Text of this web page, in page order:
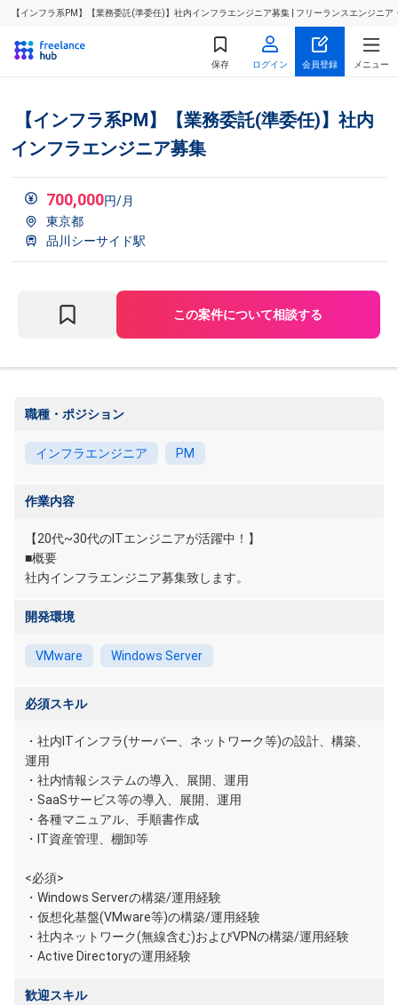
【インフラ系PM】【業務委託(準委任)】社内インフラエンジニア募集 | フリーランスエンジニ
保存 ログイン 会員登録 メニュー
【インフラ系PM】【業務委託(準委任)】社内
インフラエンジニア募集
700,000円/月
東京都
品川シーサイド駅
この案件について相談する
職種・ポジション
インフラエンジニア PM
作業内容
【20代~30代のITエンジニアが活躍中！】
■概要
社内インフラエンジニア募集致します。
開発環境
VMware Windows Server
必須スキル
・社内ITインフラ(サーバー、ネットワーク等)の設計、構築、
運用
・社内情報システムの導入、展開、運用
・SaaSサービス等の導入、展開、運用
・各種マニュアル、手順書作成
・IT資産管理、棚卸等
<必須>
・Windows Serverの構築/運用経験
・仮想化基盤(VMware等)の構築/運用経験
・社内ネットワーク(無線含む)およびVPNの構築/運用経験
・Active Directoryの運用経験
歓迎スキル